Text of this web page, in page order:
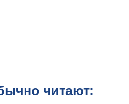
читают: